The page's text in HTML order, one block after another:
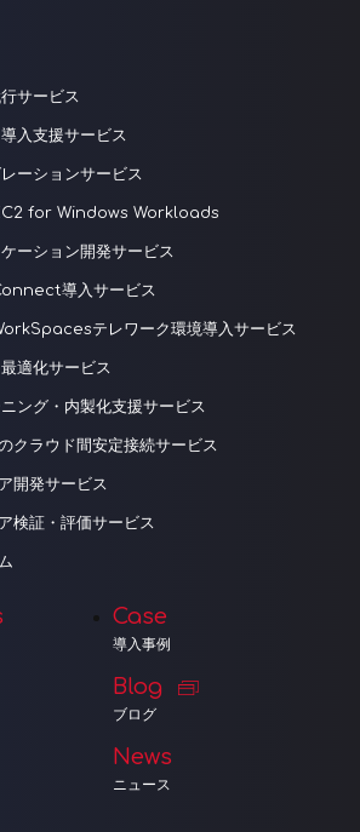
サービス
入支援サービス
ーションサービス
for Windows Workloads
ーション開発サービス
導入サービス
テレワーク環境導入サービス
適化サービス
ング・内製化支援サービス
クラウド間安定接続サービス
開発サービス
検証・評価サービス
Case
導入事例
Blog
ブログ
News
ニュース